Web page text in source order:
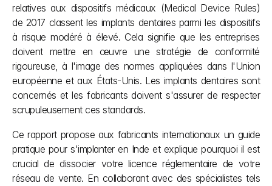
relatives aux dispositifs médicaux (Medical Device Rules)
de 2017 classent les implants dentaires parmi les dispositifs
à risque modéré à élevé. Cela signifie que les entreprises
doivent mettre en œuvre une stratégie de conformité
rigoureuse, à l'image des normes appliquées dans l'Union
européenne et aux États-Unis. Les implants dentaires sont
concernés et les fabricants doivent s'assurer de respecter
scrupuleusement ces standards.
Ce rapport propose aux fabricants internationaux un guide
pratique pour s'implanter en Inde et explique pourquoi il est
crucial de dissocier votre licence réglementaire de votre
réseau de vente. En collaborant avec des spécialistes tels